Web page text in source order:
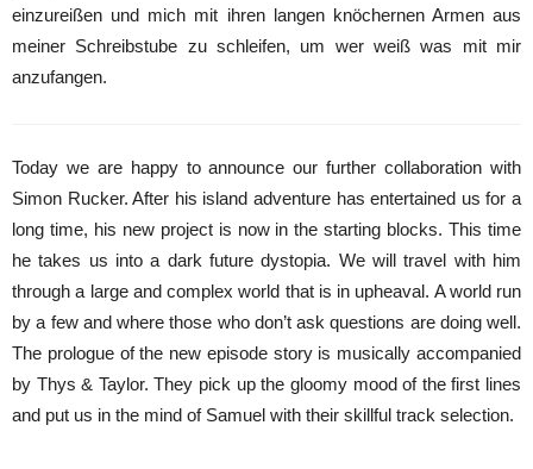
einzureißen und mich mit ihren langen knöchernen Armen aus
meiner Schreibstube zu schleifen, um wer weiß was mit mir
anzufangen.
Today we are happy to announce our further collaboration with
Simon Rucker. After his island adventure has entertained us for a
long time, his new project is now in the starting blocks. This time
he takes us into a dark future dystopia. We will travel with him
through a large and complex world that is in upheaval. A world run
by a few and where those who don’t ask questions are doing well.
The prologue of the new episode story is musically accompanied
by Thys & Taylor. They pick up the gloomy mood of the first lines
and put us in the mind of Samuel with their skillful track selection.